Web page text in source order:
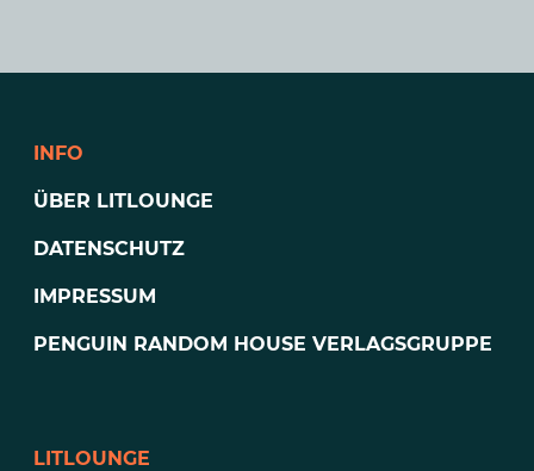
INFO
ÜBER LITLOUNGE
DATENSCHUTZ
IMPRESSUM
PENGUIN RANDOM HOUSE VERLAGSGRUPPE
LITLOUNGE